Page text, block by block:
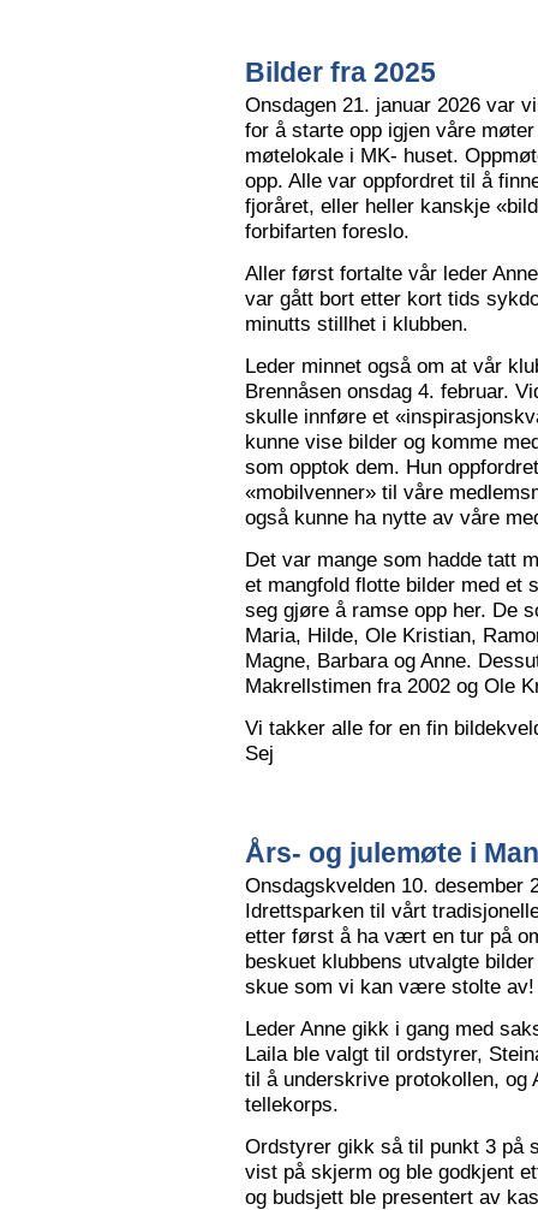
Bilder fra 2025
Onsdagen 21. januar 2026 var
for å starte opp igjen våre
møtelokale i MK- huset.
opp. Alle var oppfordret til å
fjoråret, eller heller kanskje
forbifarten foreslo.
Aller først fortalte vår leder
var gått bort etter kort tids
minutts stillhet i klubben.
Leder minnet også om at vår
Brennåsen onsdag 4. februar.
skulle innføre et
kunne vise bilder og komme
som opptok dem. Hun
«mobilvenner» til våre
også kunne ha nytte av våre
Det var mange som hadde tatt
et mangfold flotte bilder med et
seg gjøre å ramse opp her. De
Maria, Hilde, Ole Kristian,
Magne, Barbara og Anne.
Makrellstimen fra 2002 og Ole
Vi takker alle for en fin
Sej
Års- og julemøte i
Onsdagskvelden 10. desember
Idrettsparken til vårt
etter først å ha vært en tur på
beskuet klubbens utvalgte
skue som vi kan være stolte av!
Leder Anne gikk i gang med
Laila ble valgt til ordstyrer,
til å underskrive protokollen, og
tellekorps.
Ordstyrer gikk så til punkt 3 på
vist på skjerm og ble godkjent
og budsjett ble presentert av